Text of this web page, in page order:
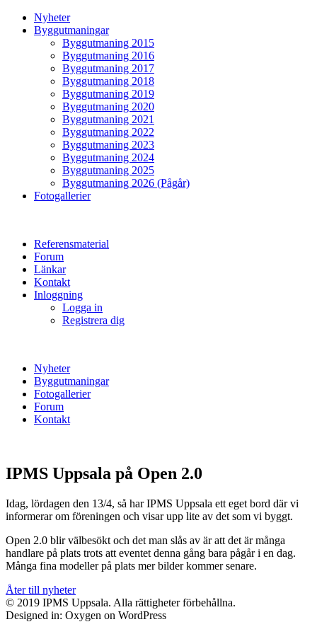
Nyheter
Byggutmaningar
Byggutmaning 2015
Byggutmaning 2016
Byggutmaning 2017
Byggutmaning 2018
Byggutmaning 2019
Byggutmaning 2020
Byggutmaning 2021
Byggutmaning 2022
Byggutmaning 2023
Byggutmaning 2024
Byggutmaning 2025
Byggutmaning 2026 (Pågår)
Fotogallerier
Referensmaterial
Forum
Länkar
Kontakt
Inloggning
Logga in
Registrera dig
Nyheter
Byggutmaningar
Fotogallerier
Forum
Kontakt
IPMS Uppsala på Open 2.0
Idag, lördagen den 13/4, så har IPMS Uppsala ett eget bord där vi
informerar om föreningen och visar upp lite av det som vi byggt.
Open 2.0 blir välbesökt och det man slås av är att det är många
handlare på plats trots att eventet denna gång bara pågår i en dag.
Många fina modeller på plats mer bilder kommer senare.
Åter till nyheter
© 2019 IPMS Uppsala. Alla rättigheter förbehållna.
Designed in: Oxygen on WordPress